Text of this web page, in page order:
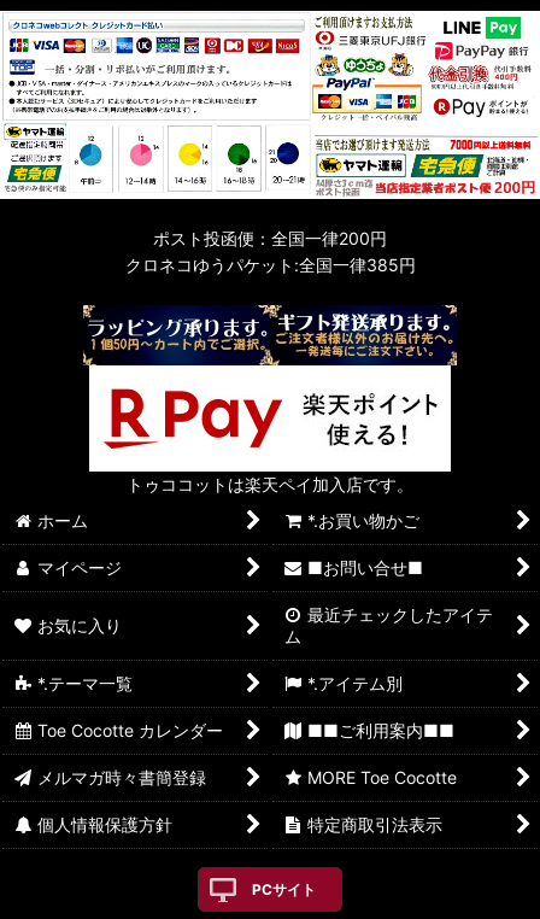
ポスト投函便：全国一律200円
クロネコゆうパケット:全国一律385円
トゥココットは楽天ペイ加入店です。
ホーム
*.お買い物かご
マイページ ■お問い合せ■
お気に入り
最近チェックしたアイテ
ム
*.テーマ一覧 *.アイテム別
Toe Cocotte カレンダー ■■ご利用案内■■
メルマガ時々書簡登録 MORE Toe Cocotte
個人情報保護方針 特定商取引法表示
PCサイト